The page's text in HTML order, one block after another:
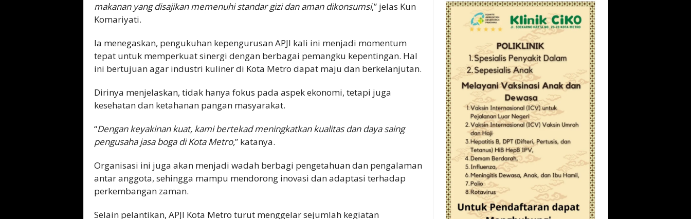
makanan yang disajikan memenuhi standar gizi dan aman dikonsumsi,” jelas Kun
Komariyati.
Ia menegaskan, pengukuhan kepengurusan APJI kali ini menjadi momentum
tepat untuk memperkuat sinergi dengan berbagai pemangku kepentingan. Hal
ini bertujuan agar industri kuliner di Kota Metro dapat maju dan berkelanjutan.
Dirinya menjelaskan, tidak hanya fokus pada aspek ekonomi, tetapi juga
kesehatan dan ketahanan pangan masyarakat.
“Dengan keyakinan kuat, kami bertekad meningkatkan kualitas dan daya saing
pengusaha jasa boga di Kota Metro,” katanya.
Organisasi ini juga akan menjadi wadah berbagi pengetahuan dan pengalaman
antar anggota, sehingga mampu mendorong inovasi dan adaptasi terhadap
perkembangan zaman.
Selain pelantikan, APJI Kota Metro turut menggelar sejumlah kegiatan